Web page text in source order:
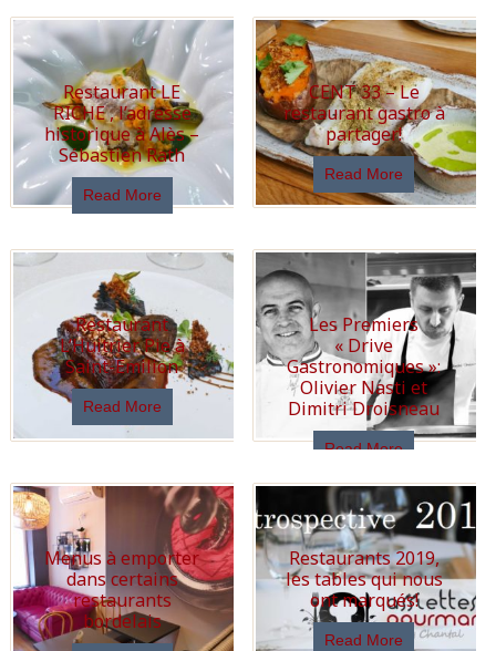
Restaurant LE
RICHE , l’adresse
historique à Alès –
Sébastien Rath
Read More
CENT 33 – Le
restaurant gastro à
partager!
Read More
Restaurant
L’Huitrier Pie à
Saint-Emilion
Read More
Les Premiers
« Drive
Gastronomiques »:
Olivier Nasti et
Dimitri Droisneau
Read More
Menus à emporter
dans certains
restaurants
bordelais
Restaurants 2019,
les tables qui nous
ont marqués!
Read More